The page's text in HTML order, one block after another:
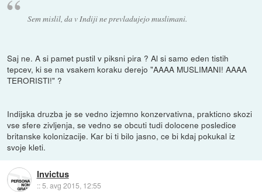
Sem mislil, da v Indiji ne prevladujejo muslimani.
Saj ne. A si pamet pustil v piksni pira ? Al si samo eden tistih
tepcev, ki se na vsakem koraku derejo "AAAA MUSLIMANI! AAAA
TERORISTI!" ?
Indijska druzba je se vedno izjemno konzervativna, prakticno skozi
vse sfere zivljenja, se vedno se obcuti tudi dolocene posledice
britanske kolonizacije. Kar bi ti bilo jasno, ce bi kdaj pokukal iz
svoje kleti.
Invictus
::5. avg 2015, 12:55